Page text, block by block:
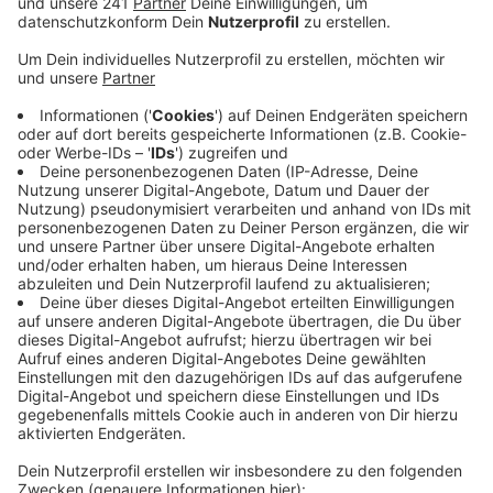
BayArena.
Anzeige
Gemeinsam starten sie hier ein Charity-Event zu Ehren
von Formel1-Rekordweltmeister Michael Schumacher.
Dabei handelt es sich um ein Fußballspiel bei dem der
Schumacher-Sohn und Nowitzki mit ihren Teams
gegeneinander antreten – und die sind ebenso
prominent besetzt. Unter anderem werden die beiden
Ex-Werkself-Profis Simon Rolfes und Stefan Kießling
mit dabei sein. Außerdem hat der Veranstalter einen
Überraschungs-Musik-Act für die Halbzeit
angekündigt. Karten für das Charity-Event gibt es ab
Euro. Zum Ticketvorverkauf geht'shier